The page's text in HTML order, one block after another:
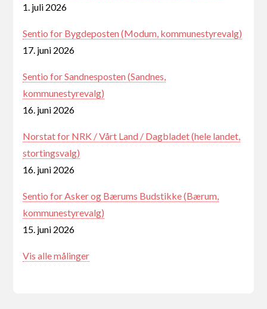
1. juli 2026
Sentio for Bygdeposten (Modum, kommunestyrevalg)
17. juni 2026
Sentio for Sandnesposten (Sandnes,
kommunestyrevalg)
16. juni 2026
Norstat for NRK / Vårt Land / Dagbladet (hele landet,
stortingsvalg)
16. juni 2026
Sentio for Asker og Bærums Budstikke (Bærum,
kommunestyrevalg)
15. juni 2026
Vis alle målinger